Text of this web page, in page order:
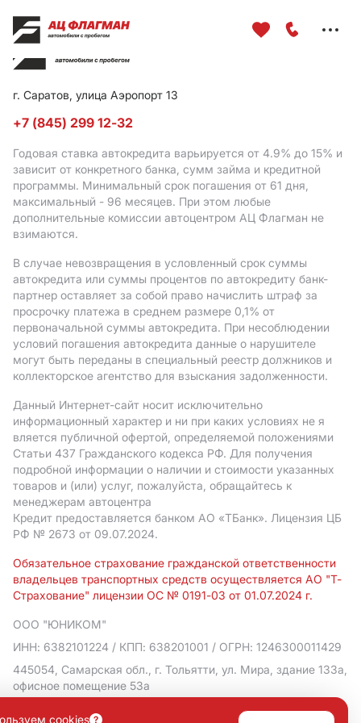
г. Саратов, улица Аэропорт 13
+7 (845) 299 12-32
Годовая ставка автокредита варьируется от 4.9% до 15% и
зависит от конкретного банка, сумм займа и кредитной
программы. Минимальный срок погашения от 61 дня,
максимальный - 96 месяцев. При этом любые
дополнительные комиссии автоцентром АЦ Флагман не
взимаются.
В случае невозвращения в условленный срок суммы
автокредита или суммы процентов по автокредиту банк-
партнер оставляет за собой право начислить штраф за
просрочку платежа в среднем размере 0,1% от
первоначальной суммы автокредита. При несоблюдении
условий погашения автокредита данные о нарушителе
могут быть переданы в специальный реестр должников и
коллекторское агентство для взыскания задолженности.
Данный Интернет-сайт носит исключительно
информационный характер и ни при каких условиях не я
вляется публичной офертой, определяемой положениями
Статьи 437 Гражданского кодекса РФ. Для получения
подробной информации о наличии и стоимости указанных
товаров и (или) услуг, пожалуйста, обращайтесь к
менеджерам автоцентра
Кредит предоставляется банком АO «ТБанк». Лицензия ЦБ
РФ № 2673 от 09.07.2024.
Обязательное страхование гражданской ответственности
владельцев транспортных средств осуществляется АО "Т-
Страхование" лицензии ОС № 0191-03 от 01.07.2024 г.
ООО "ЮНИКОМ"
ИНН: 6382101224 / КПП: 638201001 / ОГРН: 1246300011429
445054, Самарская обл., г. Тольятти, ул. Мира, здание 133а,
офисное помещение 53а
Политика в отношении обработки персональных данных
cookies